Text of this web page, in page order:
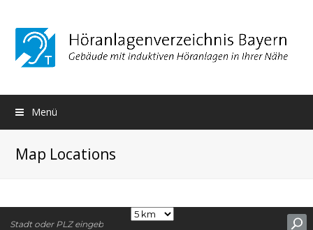
Menü
Map Locations